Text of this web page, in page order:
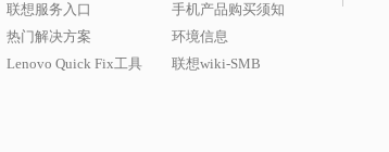
联想服务入口
热门解决方案
Lenovo Quick Fix工具
手机产品购买须知
环境信息
联想wiki-SMB